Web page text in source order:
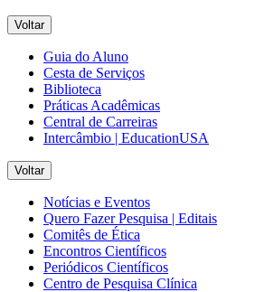
Voltar
Guia do Aluno
Cesta de Serviços
Biblioteca
Práticas Acadêmicas
Central de Carreiras
Intercâmbio | EducationUSA
Voltar
Notícias e Eventos
Quero Fazer Pesquisa | Editais
Comitês de Ética
Encontros Científicos
Periódicos Científicos
Centro de Pesquisa Clínica